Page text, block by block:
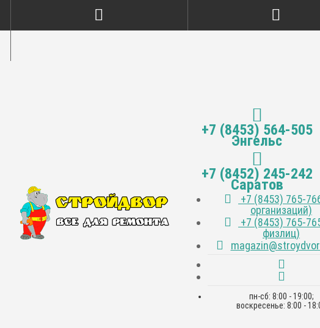
+7 (8453) 564-505
Энгельс
+7 (8452) 245-242
Саратов
+7 (8453) 765-
организаций)
+7 (8453) 765-
физлиц)
пн-сб: 8:00 - 19:00;
воскресенье: 8:00 -